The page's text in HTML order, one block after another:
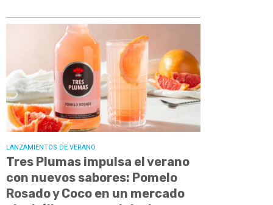
LANZAMIENTOS DE VERANO
Tres Plumas impulsa el verano
con nuevos sabores: Pomelo
Rosado y Coco en un mercado